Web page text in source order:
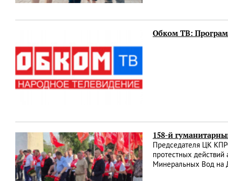
Обком ТВ:
158-й
Председателя ЦК
протестных
Минеральных Вод на